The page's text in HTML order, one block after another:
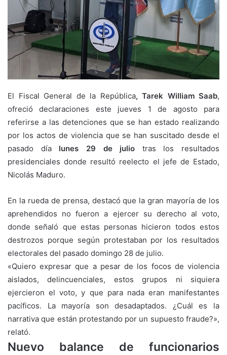
El Fiscal General de la República, Tarek William Saab,
ofreció declaraciones este jueves 1 de agosto para
referirse a las detenciones que se han estado realizando
por los actos de violencia que se han suscitado desde el
pasado díalunes 29 de julio tras los resultados
presidenciales donde resultó reelecto el jefe de Estado,
Nicolás Maduro.
En la rueda de prensa, destacó que la gran mayoría de los
aprehendidos no fueron a ejercer su derecho al voto,
donde señaló que estas personas hicieron todos estos
destrozos porque según protestaban por los resultados
electorales del pasado domingo 28 de julio.
«Quiero expresar que a pesar de los focos de violencia
aislados, delincuenciales, estos grupos ni siquiera
ejercieron el voto, y que para nada eran manifestantes
pacíficos. La mayoría son desadaptados. ¿Cuál es la
narrativa que están protestando por un supuesto fraude?»,
relató.
Nuevo balance de funcionarios